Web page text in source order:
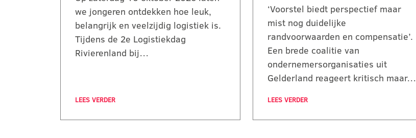
we jongeren ontdekken hoe leuk,
belangrijk en veelzijdig logistiek is.
Tijdens de 2e Logistiekdag
Rivierenland bij…
LEES VERDER
‘Voorstel biedt perspectief maar
mist nog duidelijke
randvoorwaarden en compensatie’.
Een brede coalitie van
ondernemersorganisaties uit
Gelderland reageert kritisch maar…
LEES VERDER